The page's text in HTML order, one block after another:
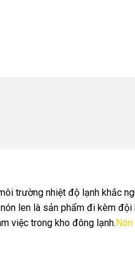
trường nhiệt độ lạnh khắc
len là sản phẩm đi kèm
việc trong kho đông lạnh.